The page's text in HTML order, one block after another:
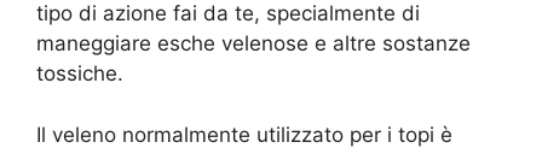
tipo di azione fai da te, specialmente di
maneggiare esche velenose e altre sostanze
tossiche.
Il veleno normalmente utilizzato per i topi è